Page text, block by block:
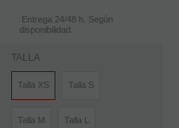
Entrega 24/48 h. Según
disponibilidad.
TALLA
Talla XS Talla S
Talla M Talla L